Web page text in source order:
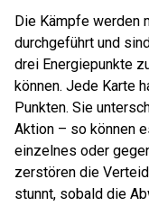
Die Kämpfe werden
durchgeführt und
drei Energiepunkte
können. Jede Karte
Punkten. Sie
Aktion – so können
einzelnes oder
zerstören die
stunnt, sobald die